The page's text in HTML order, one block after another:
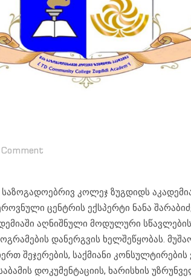
Comment
საზოგადოებრივ კოლეჯ ზუგდიდს
ცენტრის ექსპერტი ნანა
აღნიშნული მოდულური
დანერგვის ხელშეწყობას.
შეჯერების, საქმიანი კონსულტირების
დოკუმენტაციის, ხარისხის